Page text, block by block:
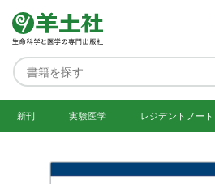
新刊 実験医学 レジデント ノート